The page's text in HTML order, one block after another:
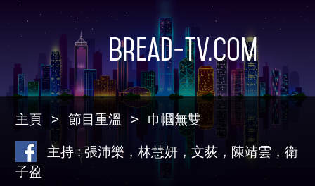
Bread-TV.com
主頁 節目重溫 巾幗無雙
主持 : 張沛樂，林慧妍，文荻，陳靖雲，衛
子盈